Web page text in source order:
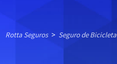
Rotta Seguros > Seguro de Bicicleta